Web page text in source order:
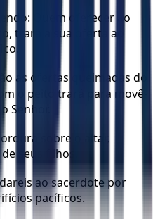
Quem oferecer ao
trará a sua oferta ao
as ofertas queimadas do
o peito trará para movê-
sobre o altar,
seus filhos.
ao sacerdote por
pacíficos.